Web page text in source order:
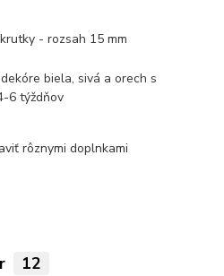
- rozsah 15 mm
biela, sivá a orech s
6 týždňov
rôznymi doplnkami
12